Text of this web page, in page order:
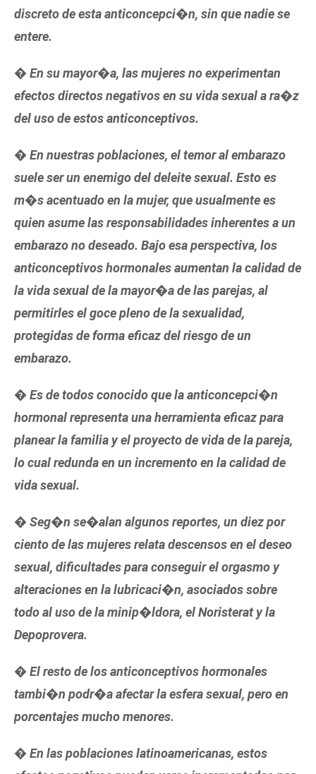
discreto de esta anticoncepci�n, sin que nadie se
entere.
� En su mayor�a, las mujeres no experimentan
efectos directos negativos en su vida sexual a ra�z
del uso de estos anticonceptivos.
� En nuestras poblaciones, el temor al embarazo
suele ser un enemigo del deleite sexual. Esto es
m�s acentuado en la mujer, que usualmente es
quien asume las responsabilidades inherentes a un
embarazo no deseado. Bajo esa perspectiva, los
anticonceptivos hormonales aumentan la calidad de
la vida sexual de la mayor�a de las parejas, al
permitirles el goce pleno de la sexualidad,
protegidas de forma eficaz del riesgo de un
embarazo.
� Es de todos conocido que la anticoncepci�n
hormonal representa una herramienta eficaz para
planear la familia y el proyecto de vida de la pareja,
lo cual redunda en un incremento en la calidad de
vida sexual.
� Seg�n se�alan algunos reportes, un diez por
ciento de las mujeres relata descensos en el deseo
sexual, dificultades para conseguir el orgasmo y
alteraciones en la lubricaci�n, asociados sobre
todo al uso de la minip�ldora, el Noristerat y la
Depoprovera.
� El resto de los anticonceptivos hormonales
tambi�n podr�a afectar la esfera sexual, pero en
porcentajes mucho menores.
� En las poblaciones latinoamericanas, estos